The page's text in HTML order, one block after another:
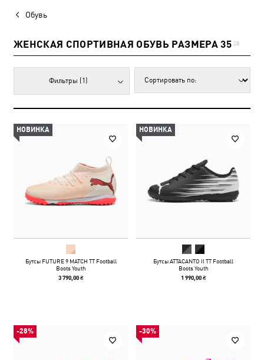
Обувь
ЖЕНСКАЯ СПОРТИВНАЯ ОБУВЬ РАЗМЕРА 35 28
Фильтры (1)
НОВИНКА
Бутсы FUTURE 9 MATCH TT Football
Boots Youth
3 790,00 ₴
НОВИНКА
Бутсы ATTACANTO II TT Football
Boots Youth
1 990,00 ₴
-28% -30%